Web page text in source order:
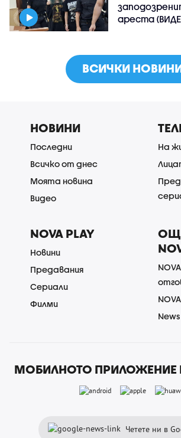
ареста
ВСИЧКИ
НОВИНИ
Последни
Всичко от днес
Моята новина
Видео
На
NOVA PLAY
Новини
Предавания
Сериали
Филми
NOVA
МОБИЛНОТО ПРИЛОЖЕНИЕ
Четете ни в